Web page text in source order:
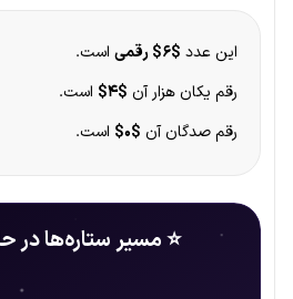
این عدد $۶$ رقمی
است.
رقم یکان هزار آن $۴$
است.
رقم صدگان آن $۰$ است.
⭐ مسیر ستاره‌ها در